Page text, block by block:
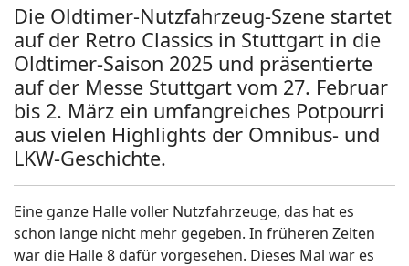
Die Oldtimer-Nutzfahrzeug-Szene startet
auf der Retro Classics in Stuttgart in die
Oldtimer-Saison 2025 und präsentierte
auf der Messe Stuttgart vom 27. Februar
bis 2. März ein umfangreiches Potpourri
aus vielen Highlights der Omnibus- und
LKW-Geschichte.
Eine ganze Halle voller Nutzfahrzeuge, das hat es
schon lange nicht mehr gegeben. In früheren Zeiten
war die Halle 8 dafür vorgesehen. Dieses Mal war es